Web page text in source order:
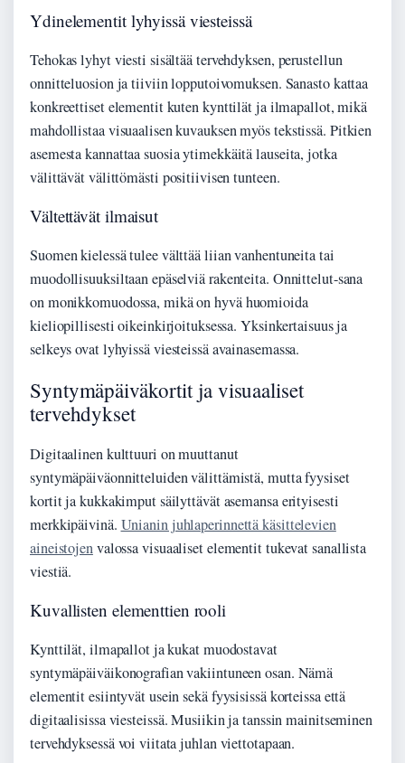
Ydinelementit lyhyissä viesteissä
Tehokas lyhyt viesti sisältää tervehdyksen, perustellun
onnitteluosion ja tiiviin lopputoivomuksen. Sanasto kattaa
konkreettiset elementit kuten kynttilät ja ilmapallot, mikä
mahdollistaa visuaalisen kuvauksen myös tekstissä. Pitkien
asemesta kannattaa suosia ytimekkäitä lauseita, jotka
välittävät välittömästi positiivisen tunteen.
Vältettävät ilmaisut
Suomen kielessä tulee välttää liian vanhentuneita tai
muodollisuuksiltaan epäselviä rakenteita. Onnittelut-sana
on monikkomuodossa, mikä on hyvä huomioida
kieliopillisesti oikeinkirjoituksessa. Yksinkertaisuus ja
selkeys ovat lyhyissä viesteissä avainasemassa.
Syntymäpäiväkortit ja visuaaliset
tervehdykset
Digitaalinen kulttuuri on muuttanut
syntymäpäiväonnitteluiden välittämistä, mutta fyysiset
kortit ja kukkakimput säilyttävät asemansa erityisesti
merkkipäivinä. Unianin juhlaperinnettä käsittelevien
aineistojenvalossa visuaaliset elementit tukevat sanallista
viestiä.
Kuvallisten elementtien rooli
Kynttilät, ilmapallot ja kukat muodostavat
syntymäpäiväikonografian vakiintuneen osan. Nämä
elementit esiintyvät usein sekä fyysisissä korteissa että
digitaalisissa viesteissä. Musiikin ja tanssin mainitseminen
tervehdyksessä voi viitata juhlan viettotapaan.